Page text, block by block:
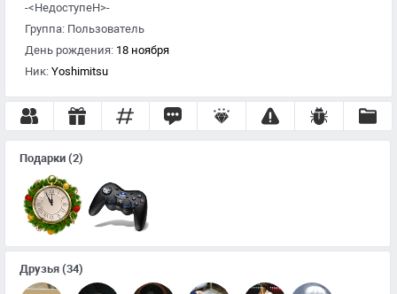
-<НедоступеН>-
Группа: Пользователь
День рождения: 18 ноября
Ник: Yoshimitsu
Подарки (2)
Друзья (34)